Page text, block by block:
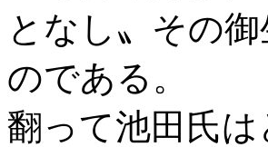
となし〟その
のである。
翻って池田氏は